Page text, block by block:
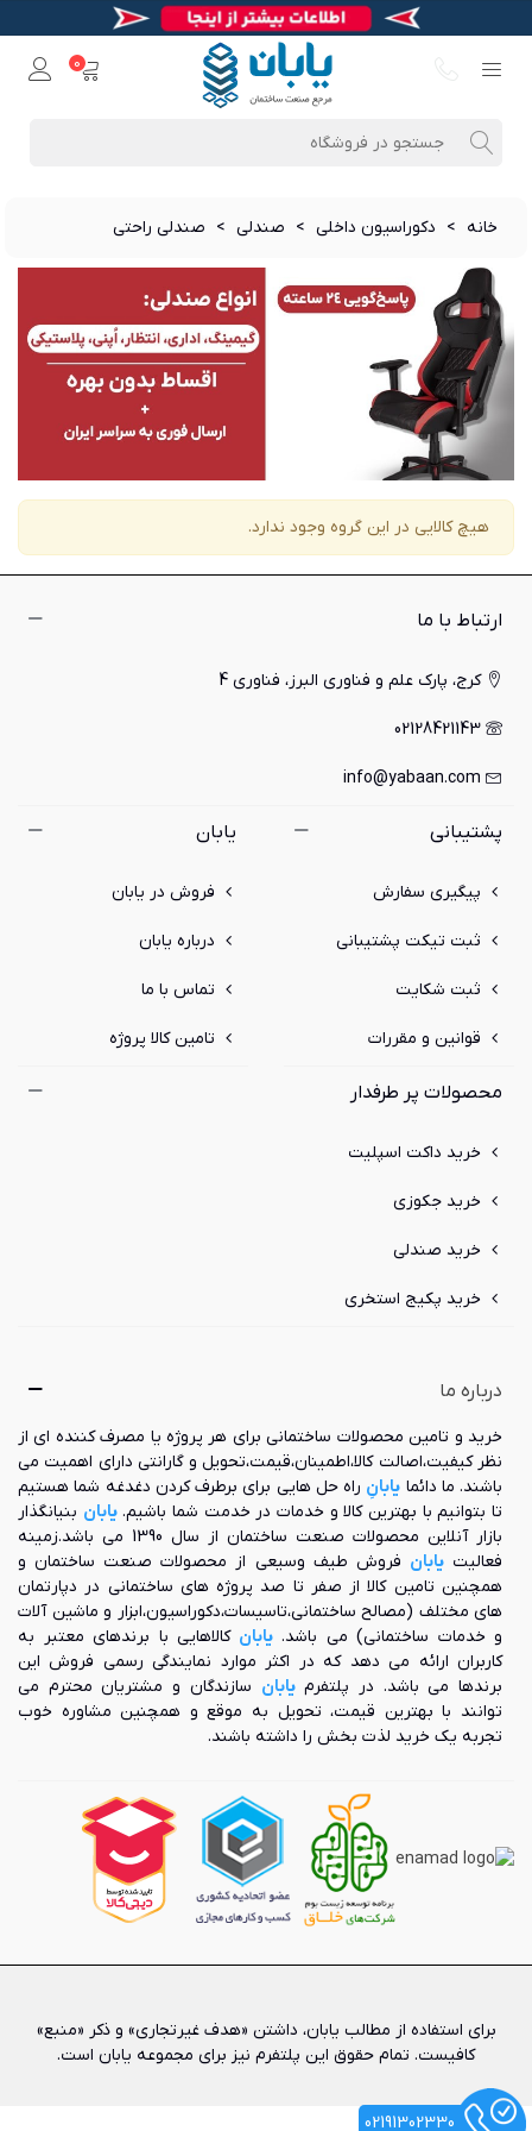
0
خانه > دکوراسیون داخلی > صندلی > صندلی راحتی
هیچ کالایی در این گروه وجود ندارد.
ارتباط با ما
کرج، پارک علم و فناوری البرز، فناوری 4
02128421143
info@yabaan.com
پشتیبانی
پیگیری سفارش
ثبت تیکت پشتیبانی
ثبت شکایت
قوانین و مقررات
یابان
فروش در یابان
درباره یابان
تماس با ما
تامین کالا پروژه
محصولات پر طرفدار
خرید داکت اسپلیت
خرید جکوزی
خرید صندلی
خرید پکیج استخری
02191302330
درباره ما
خرید و تامین محصولات ساختمانی برای هر پروژه یا مصرف کننده ای از
نظر کیفیت،اصالت کالا،اطمینان،قیمت،تحویل و گارانتی دارای اهمیت می
باشند. ما دائما یابانِ راه حل هایی برای برطرف کردن دغدغه شما هستیم
تا بتوانیم با بهترین کالا و خدمات در خدمت شما باشیم.یابان بنیانگذار
بازار آنلاین محصولات صنعت ساختمان از سال 1390 می باشد.زمینه
فعالیتیابان فروش طیف وسیعی از محصولات صنعت ساختمان و
همچنین تامین کالا از صفر تا صد پروژه های ساختمانی در دپارتمان
های مختلف (مصالح ساختمانی،تاسیسات،دکوراسیون،ابزار و ماشین آلات
و خدمات ساختمانی) می باشد.یابان کالاهایی با برندهای معتبر به
کاربران ارائه می دهد که در اکثر موارد نمایندگی رسمی فروش این
برندها می باشد. در پلتفرمیابان سازندگان و مشتریان محترم می
توانند با بهترین قیمت، تحویل به موقع و همچنین مشاوره خوب
تجربه یک خرید لذت بخش را داشته باشند.
برای استفاده از مطالب یابان، داشتن «هدف غیرتجاری» و ذکر «منبع»
کافیست. تمام حقوق اين پلتفرم نیز برای مجموعه یابان است.